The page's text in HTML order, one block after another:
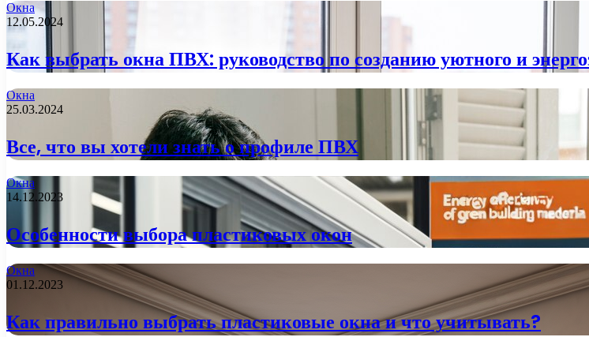
Окна
12.05.2024
Как выбрать окна ПВХ: руководство по созданию уютного и
Окна
25.03.2024
Все, что вы хотели знать о профиле ПВХ
Окна
14.12.2023
Особенности выбора пластиковых окон
Окна
01.12.2023
Как правильно выбрать пластиковые окна и что учитывать?